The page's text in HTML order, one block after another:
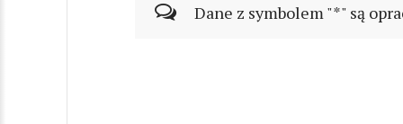
Dane z symbolem "*" są